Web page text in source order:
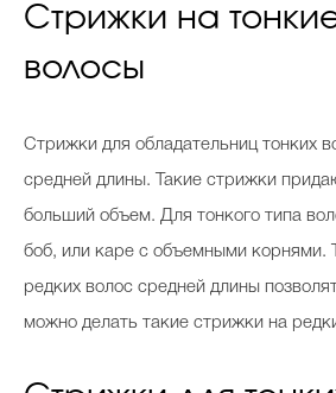
Стрижки на
волосы
Стрижки для обладательниц тонких
средней длины. Такие стрижки
больший объем. Для тонкого типа
боб, или каре с объемными корнями.
редких волос средней длины
можно делать такие стрижки на